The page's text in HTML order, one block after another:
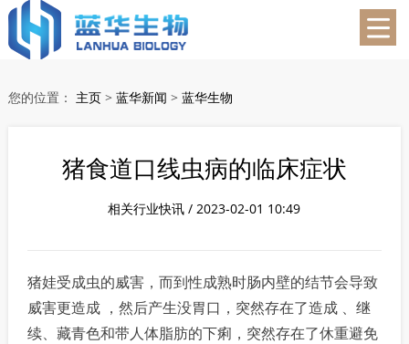
蓝华生物
您的位置： 主页> 蓝华新闻 > 蓝华生物
猪食道口线虫病的临床症状
相关行业快讯 / 2023-02-01 10:49
猪娃受成虫的威害，而到性成熟时肠内壁的结节会导致
威害更造成 ，然后产生没胃口，突然存在了造成 、继
续、藏青色和带人体脂肪的下痢，突然存在了休重避免